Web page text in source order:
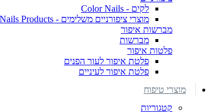
לקים - Color Nails
מוצרי ציפורניים משלימים - Complimentary Nails Products
מברשות איפור
מברשות
פלטות איפור
פלטת איפור לעור הפנים
פלטת איפור לעיניים
מוצרי טיפוח
קטגוריות